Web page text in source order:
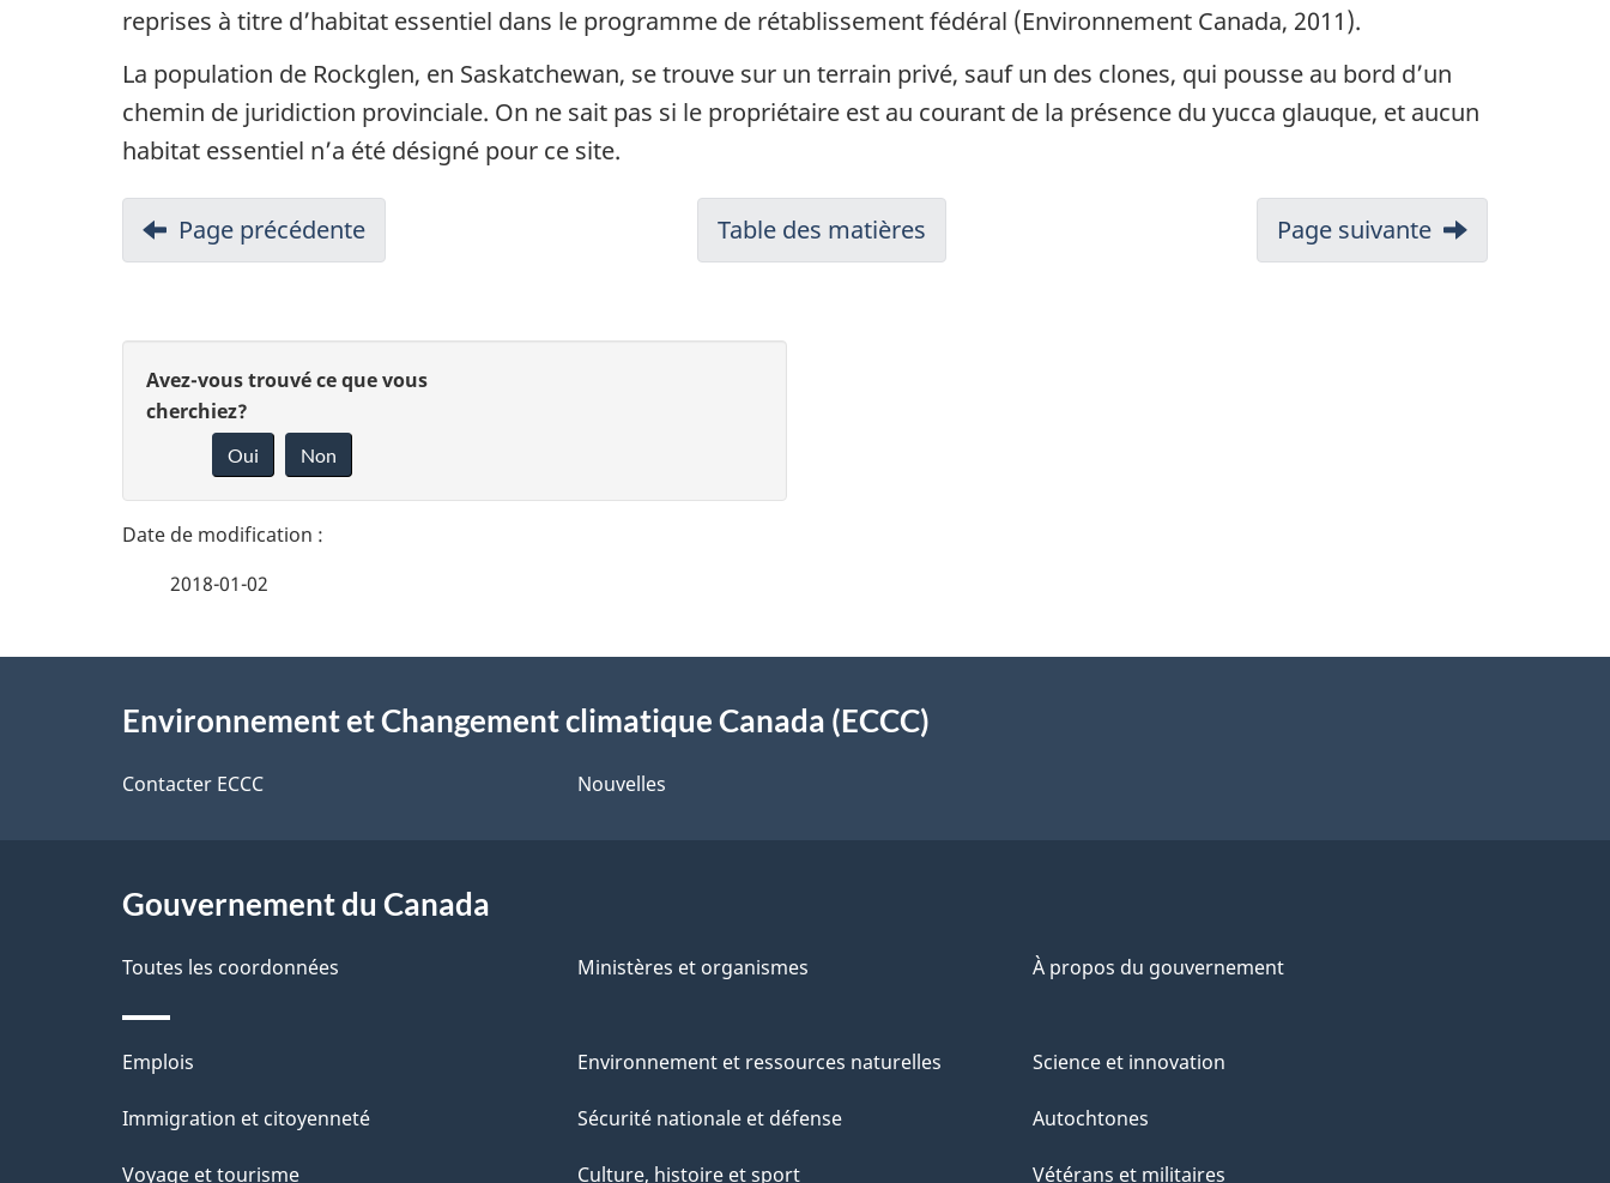
reprises à titre d’habitat essentiel dans le programme de rétablissement fédéral (Environnement Canada, 2011).
La population de Rockglen, en Saskatchewan, se trouve sur un terrain privé, sauf un des clones, qui pousse au bord d’un
chemin de juridiction provinciale. On ne sait pas si le propriétaire est au courant de la présence du yucca glauque, et aucun
habitat essentiel n’a été désigné pour ce site.
Page précédente Table des matières Page suivante
D
é
a
l
s
d
a
p
a
g
e
D
n
v
o
r
o
a
Avez-vous trouvé ce que vous
cherchiez?
Oui Non
2018-01-02
proposEnvironnement et Changement climatique Canada (ECCC)
Contacter ECCC Nouvelles
Gouvernement du Canada
Toutes les coordonnées Ministères et organismes À propos du gouvernement
Thèmes
et
Emplois
Immigration et citoyenneté
Voyage et tourisme
Environnement et ressources naturelles
Sécurité nationale et défense
Culture, histoire et sport
Science et innovation
Autochtones
Vétérans et militaires